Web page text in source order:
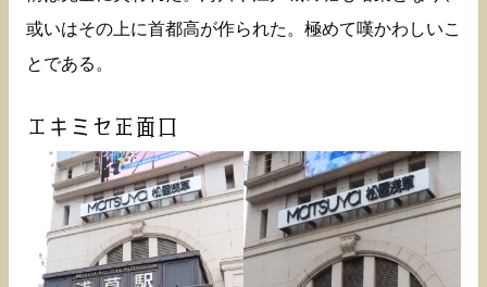
或いはその上に首都高が作られた。極めて嘆かわしいこ
とである。
エキミセ正面口